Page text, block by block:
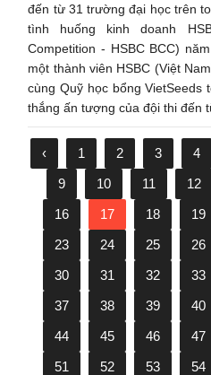
đến từ 31 trường đại học trên
tình huống kinh doanh
Competition - HSBC BCC)
một thành viên HSBC (Việt
cùng Quỹ học bổng VietSeeds
thắng ấn tượng của đội thi đến
‹ 1 2 3 4
9
10 11 12
16
17 18 19
23
24 25 26
30
31 32 33
37
38 39 40
44
45 46 47
51
52 53 54